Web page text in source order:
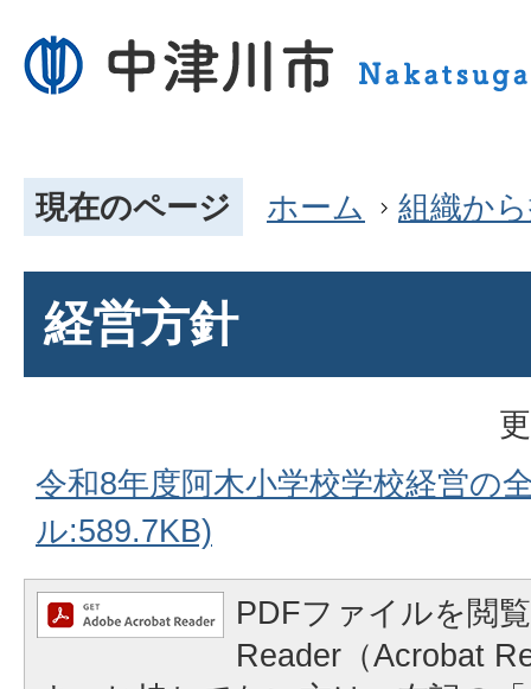
現在のページ ホーム 組織か
経営方針
令和8年度阿木小学校学校経営の
ル:589.7KB)
PDFファイルを閲
Reader（Acrobat